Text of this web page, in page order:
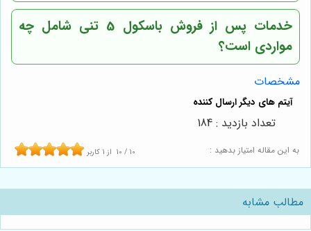
خدمات پس از فروش باسکول 5 تنی شامل چه
مواردی است؟
مشخصات
به این مقاله امتیاز بدهید : 10 / 10 از 1 کاربر
تعداد بازدید : 184
مطالب مشابه